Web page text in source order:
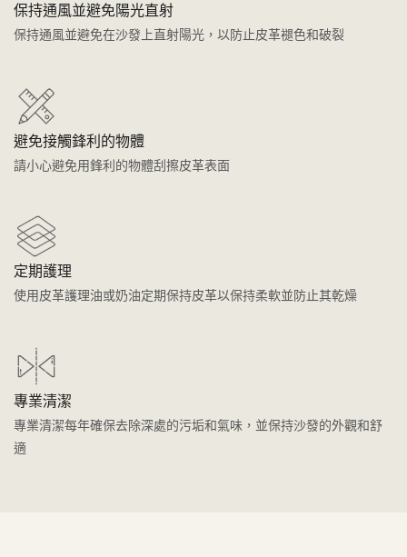
保持通風並避免陽光直射
保持通風並避免在沙發上直射陽光，以防止皮革褪色和破裂
避免接觸鋒利的物體
請小心避免用鋒利的物體刮擦皮革表面
定期護理
使用皮革護理油或奶油定期保持皮革以保持柔軟並防止其乾燥
專業清潔
專業清潔每年確保去除深處的污垢和氣味，並保持沙發的外觀和舒
適